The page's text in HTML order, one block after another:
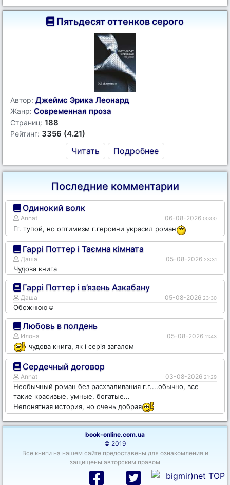
Пятьдесят оттенков серого
Автор: Джеймс Эрика Леонард
Жанр: Современная проза
Страниц: 188
Рейтинг: 3356 (4.21)
Читать Подробнее
Последние комментарии
Одинокий волк
Annat 06-08-2026 00:00
Гг. тупой, но оптимизм г.героини украсил роман
Гаррі Поттер і Таємна кімната
Даша 05-08-2026 23:31
Чудова книга
Гаррі Поттер і в’язень Азкабану
Даша 05-08-2026 23:30
Обожнюю☺️
Любовь в полдень
Илона 05-08-2026 11:43
чудова книга, як і серія загалом
Сердечный договор
Annat 03-08-2026 21:29
Необычный роман без расхваливания г.г....обычно, все
такие красивые, умные, богатые...
Непонятная история, но очень добрая
book-online.com.ua
© 2019
Все книги на нашем сайте предоставены для ознакомления и
защищены авторским правом